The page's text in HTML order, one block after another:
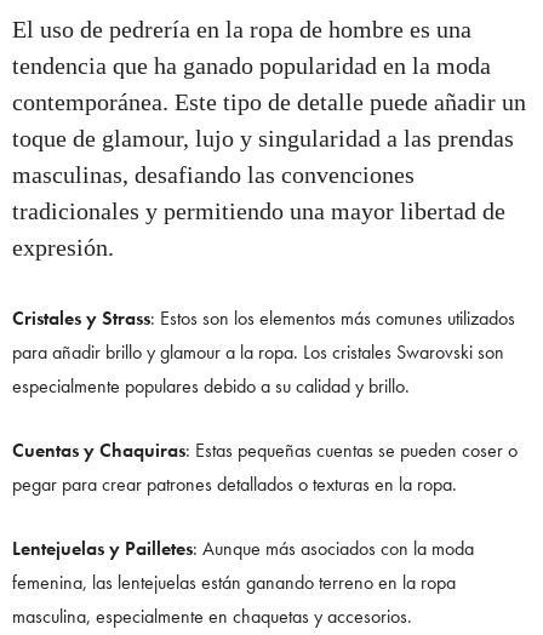
El uso de pedrería en la ropa de hombre es una
tendencia que ha ganado popularidad en la moda
contemporánea. Este tipo de detalle puede añadir un
toque de glamour, lujo y singularidad a las prendas
masculinas, desafiando las convenciones
tradicionales y permitiendo una mayor libertad de
expresión.
Cristales y Strass: Estos son los elementos más comunes utilizados
para añadir brillo y glamour a la ropa. Los cristales Swarovski son
especialmente populares debido a su calidad y brillo.
Cuentas y Chaquiras: Estas pequeñas cuentas se pueden coser o
pegar para crear patrones detallados o texturas en la ropa.
Lentejuelas y Pailletes: Aunque más asociados con la moda
femenina, las lentejuelas están ganando terreno en la ropa
masculina, especialmente en chaquetas y accesorios.